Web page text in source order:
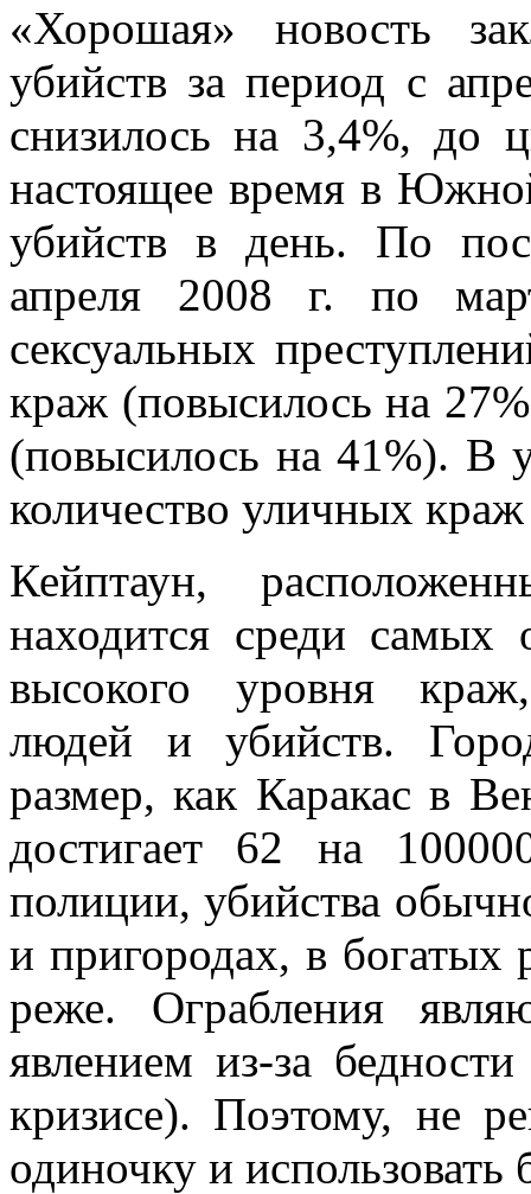
«Хорошая» новость
убийств за период с
снизилось на 3,4%,
настоящее время в
убийств в день. По
апреля 2008 г. по
сексуальных
краж (повысилось на
(повысилось на 41%). В
количество уличных
Кейптаун,
находится среди самых
высокого уровня
людей и убийств.
размер, как Каракас в
достигает 62 на
полиции, убийства
и пригородах, в богатых
реже. Ограбления
явлением из-за
кризисе). Поэтому, не
одиночку и